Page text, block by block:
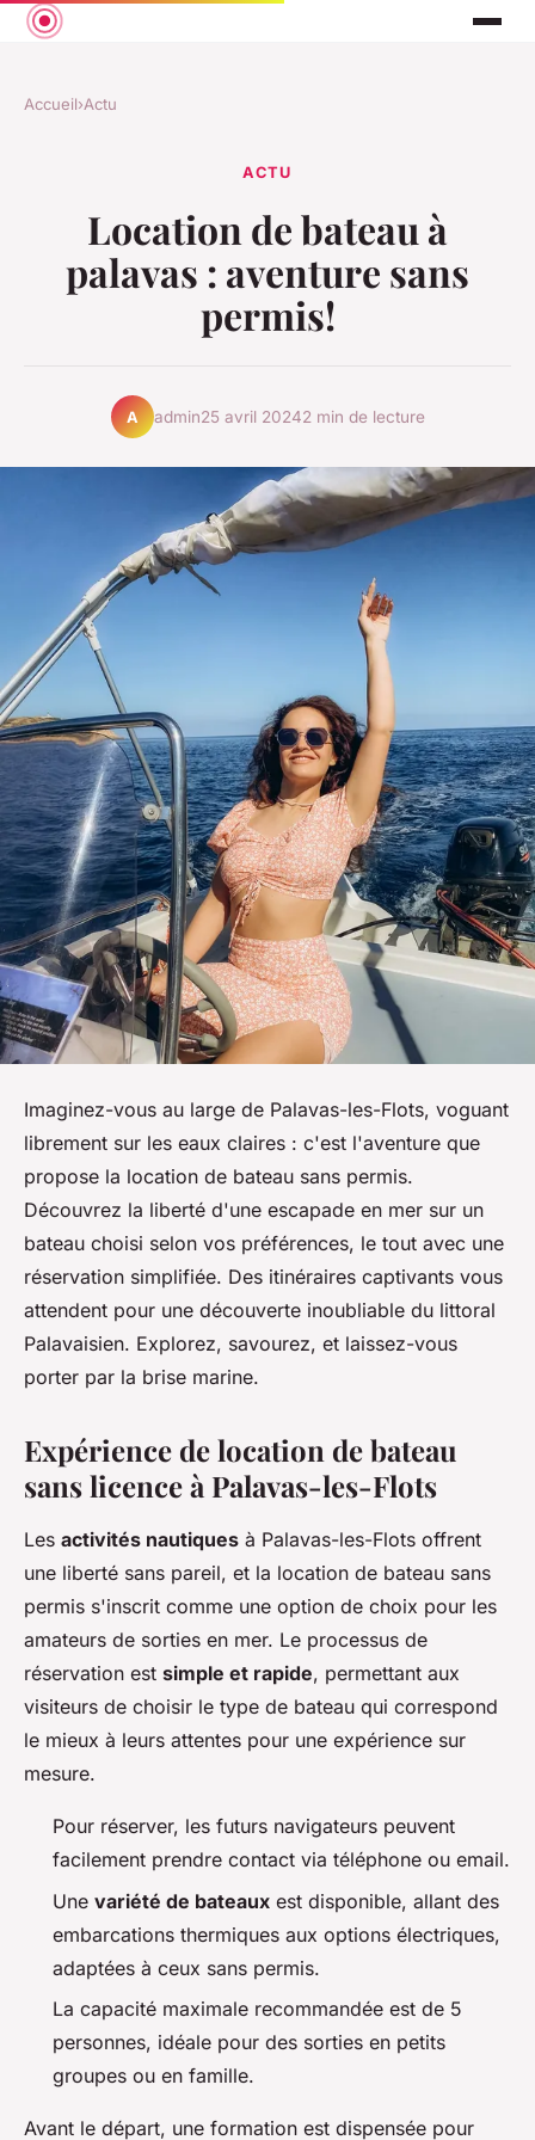
Accueil›Actu
ACTU
Location de bateau à
palavas : aventure sans
permis!
A admin25 avril 20242 min de lecture
Imaginez-vous au large de Palavas-les-Flots, voguant
librement sur les eaux claires : c'est l'aventure que
propose la location de bateau sans permis.
Découvrez la liberté d'une escapade en mer sur un
bateau choisi selon vos préférences, le tout avec une
réservation simplifiée. Des itinéraires captivants vous
attendent pour une découverte inoubliable du littoral
Palavaisien. Explorez, savourez, et laissez-vous
porter par la brise marine.
Expérience de location de bateau
sans licence à Palavas-les-Flots
Les activités nautiques à Palavas-les-Flots offrent
une liberté sans pareil, et la location de bateau sans
permis s'inscrit comme une option de choix pour les
amateurs de sorties en mer. Le processus de
réservation est simple et rapide, permettant aux
visiteurs de choisir le type de bateau qui correspond
le mieux à leurs attentes pour une expérience sur
mesure.
Pour réserver, les futurs navigateurs peuvent
facilement prendre contact via téléphone ou email.
Une variété de bateaux est disponible, allant des
embarcations thermiques aux options électriques,
adaptées à ceux sans permis.
La capacité maximale recommandée est de 5
personnes, idéale pour des sorties en petits
groupes ou en famille.
Avant le départ, une formation est dispensée pour